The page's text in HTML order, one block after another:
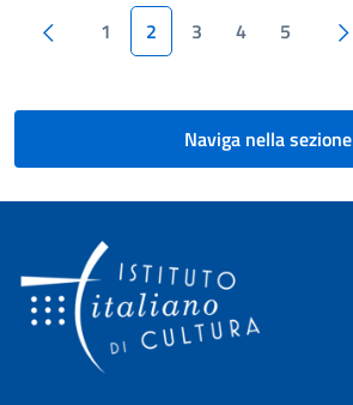
Paginazione
Pagina precedente
1 2 3 4 5
Naviga nella sezione